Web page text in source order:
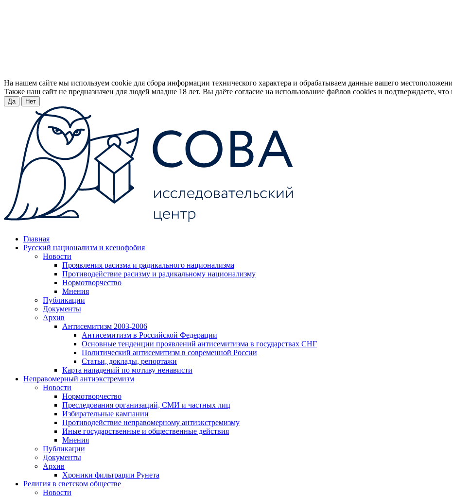
На нашем сайте мы используем cookie для сбора информации технического характера и обрабатываем данные вашего
Также наш сайт не предназначен для людей младше 18 лет. Вы даёте согласие на использование файлов cookies и подтверждаете, что
Да Нет
Главная
Русский национализм и ксенофобия
Новости
Проявления расизма и радикального национализма
Противодействие расизму и радикальному национализму
Нормотворчество
Мнения
Публикации
Документы
Архив
Антисемитизм 2003-2006
Антисемитизм в Российской Федерации
Основные тенденции проявлений антисемитизма в государствах СНГ
Политический антисемитизм в современной России
Статьи, доклады, репортажи
Карта нападений по мотиву ненависти
Неправомерный антиэкстремизм
Новости
Нормотворчество
Преследования организаций, СМИ и частных лиц
Избирательные кампании
Противодействие неправомерному антиэкстремизму
Иные государственные и общественные действия
Мнения
Публикации
Документы
Архив
Хроники фильтрации Рунета
Религия в светском обществе
Новости